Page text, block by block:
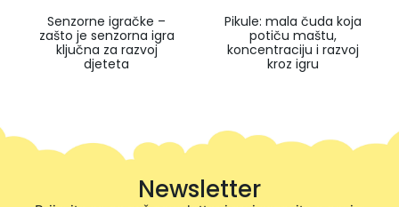
Senzorne igračke –
zašto je senzorna igra
ključna za razvoj
djeteta
Pikule: mala čuda koja
potiču maštu,
koncentraciju i razvoj
kroz igru
Newsletter